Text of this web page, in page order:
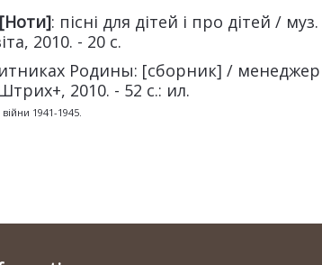
: пісні для дітей і про дітей / муз.
2010. - 20 с.
Родины: [сборник] / менеджер
2010. - 52 с.: ил.
1941-1945.